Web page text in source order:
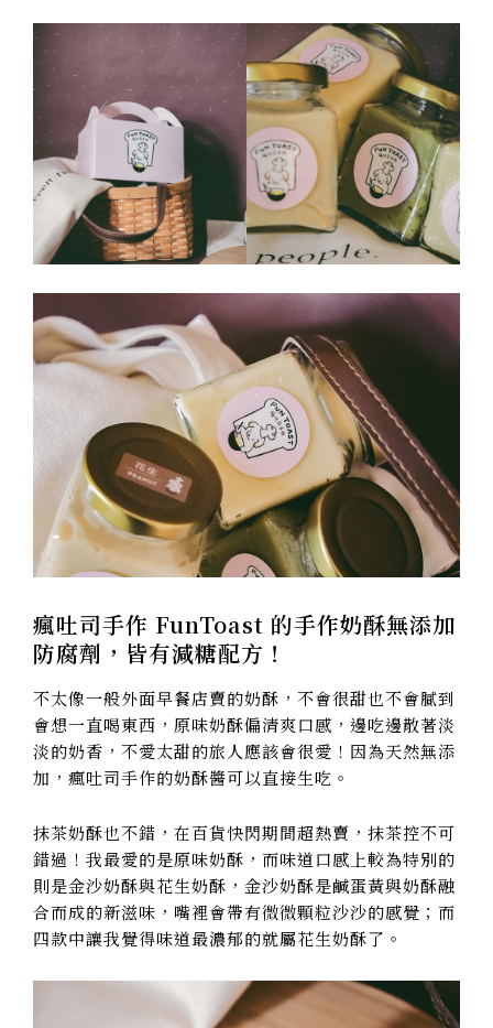
瘋吐司手作 FunToast 的手作奶酥無添加
防腐劑，皆有減糖配方！
不太像一般外面早餐店賣的奶酥，不會很甜也不會膩到
會想一直喝東西，原味奶酥偏清爽口感，邊吃邊散著淡
淡的奶香，不愛太甜的旅人應該會很愛！因為天然無添
加，瘋吐司手作的奶酥醬可以直接生吃。
抹茶奶酥也不錯，在百貨快閃期間超熱賣，抹茶控不可
錯過！我最愛的是原味奶酥，而味道口感上較為特別的
則是金沙奶酥與花生奶酥，金沙奶酥是鹹蛋黃與奶酥融
合而成的新滋味，嘴裡會帶有微微顆粒沙沙的感覺；而
四款中讓我覺得味道最濃郁的就屬花生奶酥了。